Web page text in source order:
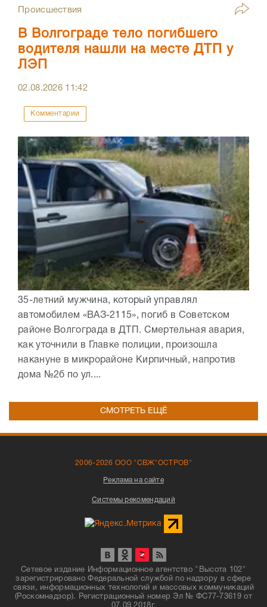
Происшествия
В Волгограде тело погибшего
водителя нашли на месте ДТП у
ЛЭП
02.08.2026 11:42
Комментарии
35-летний мужчина, который управлял
автомобилем «ВАЗ-2115», погиб в Советском
районе Волгограда в ДТП. Смертельная авария,
как уточнили в Главке полиции, произошла
накануне в микрорайоне Кирпичный, напротив
дома №2б по ул....
СМОТРЕТЬ ЕЩЁ
2006-2026 ООО "СВЖ"ОСТРОВ"
Реклама на сайте
Системы рекомендаций
Сетевое издание Информационное агентство "Высота 102"
зарегистрировано Федеральной службой по надзору в сфере
связи, информационных технологий и массовых коммуникаций
(Роскомнадзор). Регистрационный номер Эл № ФС77-73619 от